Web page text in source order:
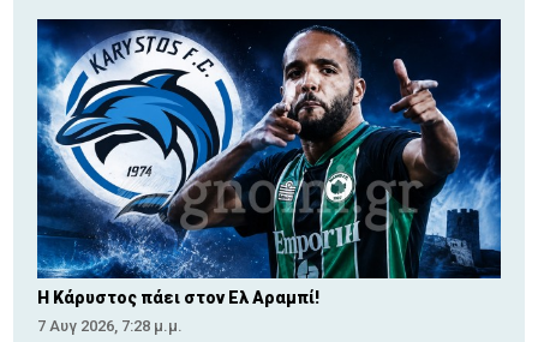
Η Κάρυστος πάει στον Ελ Αραμπί!
7 Αυγ 2026, 7:28 μ.μ.